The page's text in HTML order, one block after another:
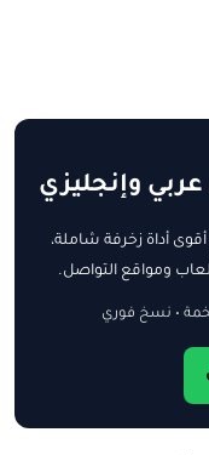
وإنجليزي
أداة زخرفة شاملة،
ومواقع التواصل.
فخمة • نسخ فوري